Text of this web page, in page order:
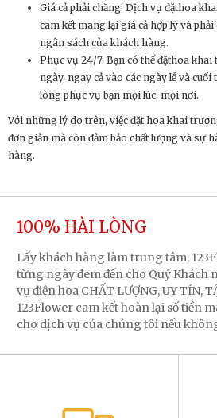
Giá cả phải chăng: Dịch vụ đặthoa
cam kết mang lại giá cả hợp lý và
ngân sách của khách hàng.
Phục vụ 24/7: Bạn có thể đặthoa
ngày, ngay cả vào các ngày lễ và
lòng phục vụ bạn mọi lúc, mọi nơi.
Với những lý do trên, việc đặt hoa khai
đơn giản mà còn đảm bảo chất lượng và sự
hàng.
100% HÀI LÒNG
Lấy khách hàng làm trung tâm,
từng ngày đem đến cho Quý Khách
vụ điện hoa CHẤT LƯỢNG, UY TÍN,
123Flower cam kết hoàn lại số tiền
cho dịch vụ của chúng tôi nếu